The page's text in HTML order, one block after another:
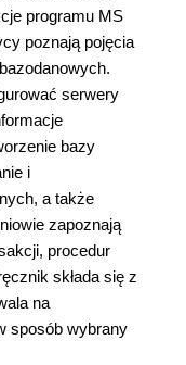
programu MS
poznają pojęcia
serwery
bazy
i
a także
zapoznają
procedur
składa się z
na
sposób wybrany